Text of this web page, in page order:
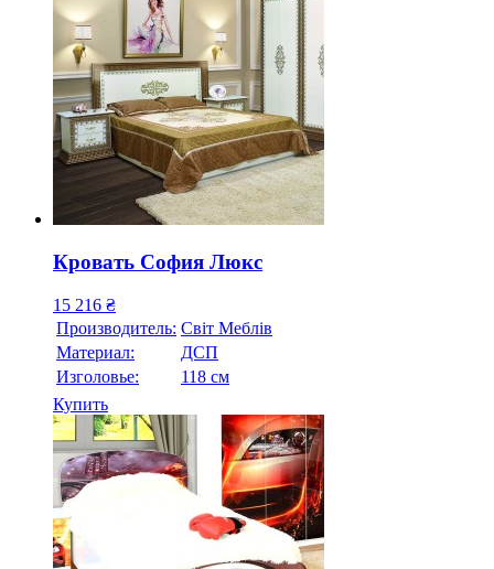
Кровать София Люкс
15 216 ₴
Производитель: Свiт Меблiв
Материал:
ДСП
Изголовье:
118 см
Купить